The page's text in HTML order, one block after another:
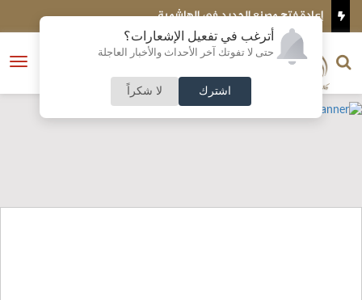
أترغب في تفعيل الإشعارات؟
حتى لا تفوتك آخر الأحداث والأخبار العاجلة
اشترك لا شكراً
أسعار النفط تواصل الصعود وسط
فتح
الناشر و رئيس التحرير
النسخة الكاملة